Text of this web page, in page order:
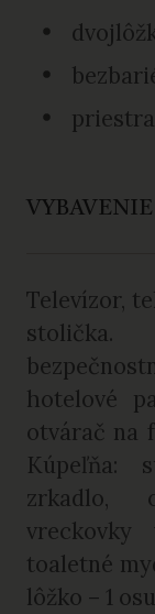
Televízor,
stolička.
hotelové
otvárač na
Kúpeľňa:
zrkadlo,
toaletné
lôžko – 1